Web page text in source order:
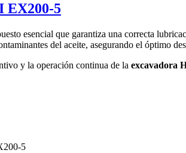
5
esencial que garantiza una correcta
del aceite, asegurando el óptimo
y la operación continua de la excavadora
5